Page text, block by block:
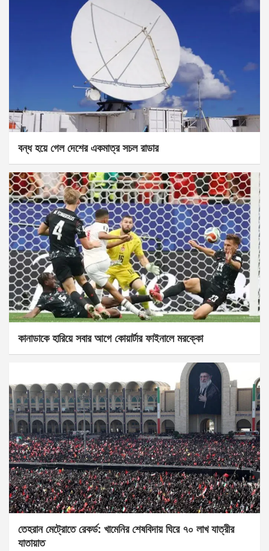
বন্ধ হয়ে গেল দেশের একমাত্র সচল রাডার
কানাডাকে হারিয়ে সবার আগে কোয়ার্টার ফাইনালে মরক্কো
তেহরান মেট্রোতে রেকর্ড: খামেনির শেষবিদায় ঘিরে ৭০ লাখ যাত্রীর
যাতায়াত